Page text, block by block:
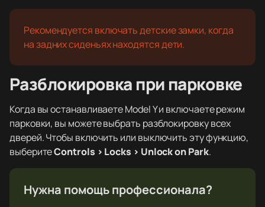
Рекомендуется включать детские замки, когда
на задних сиденьях находятся дети.
Разблокировка при парковке
Когда вы останавливаете Model Y и включаете режим
парковки, вы можете выбрать разблокировку всех
дверей. Чтобы включить или выключить эту функцию,
выберитеControls > Locks > Unlock on Park.
Нужна помощь профессионала?